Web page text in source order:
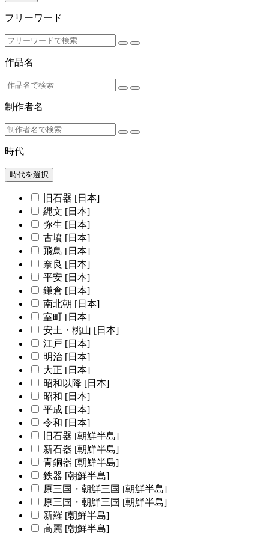
フリーワード
作品名
制作者名
時代
時代を選択
旧石器 [日本]
縄文 [日本]
弥生 [日本]
古墳 [日本]
飛鳥 [日本]
奈良 [日本]
平安 [日本]
鎌倉 [日本]
南北朝 [日本]
室町 [日本]
安土・桃山 [日本]
江戸 [日本]
明治 [日本]
大正 [日本]
昭和以降 [日本]
昭和 [日本]
平成 [日本]
令和 [日本]
旧石器 [朝鮮半島]
新石器 [朝鮮半島]
青銅器 [朝鮮半島]
鉄器 [朝鮮半島]
原三国・朝鮮三国 [朝鮮半島]
原三国・朝鮮三国 [朝鮮半島]
新羅 [朝鮮半島]
高麗 [朝鮮半島]